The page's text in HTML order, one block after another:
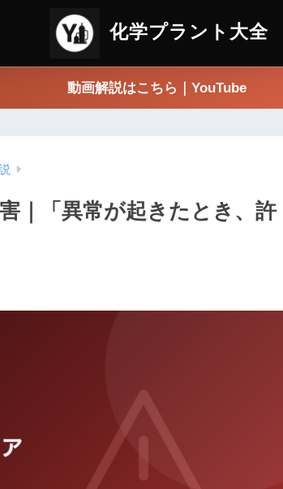
化学プラント大全
動画解説はこちら｜YouTube
｜「異常が起きたとき、許